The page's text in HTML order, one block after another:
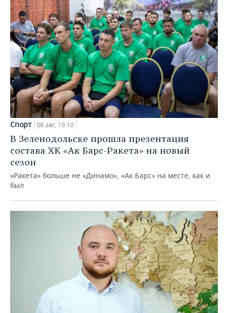
Спорт 06 авг, 19:10
В Зеленодольске прошла презентация
состава ХК «Ак Барс-Ракета» на новый
сезон
«Ракета» больше не «Динамо», «Ак Барс» на месте, как и
был